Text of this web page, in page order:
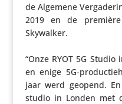
de Algemene
2019 en de
Skywalker.
“Onze RYOT 5G
en enige 5G-
jaar werd geopend.
studio in Londen met